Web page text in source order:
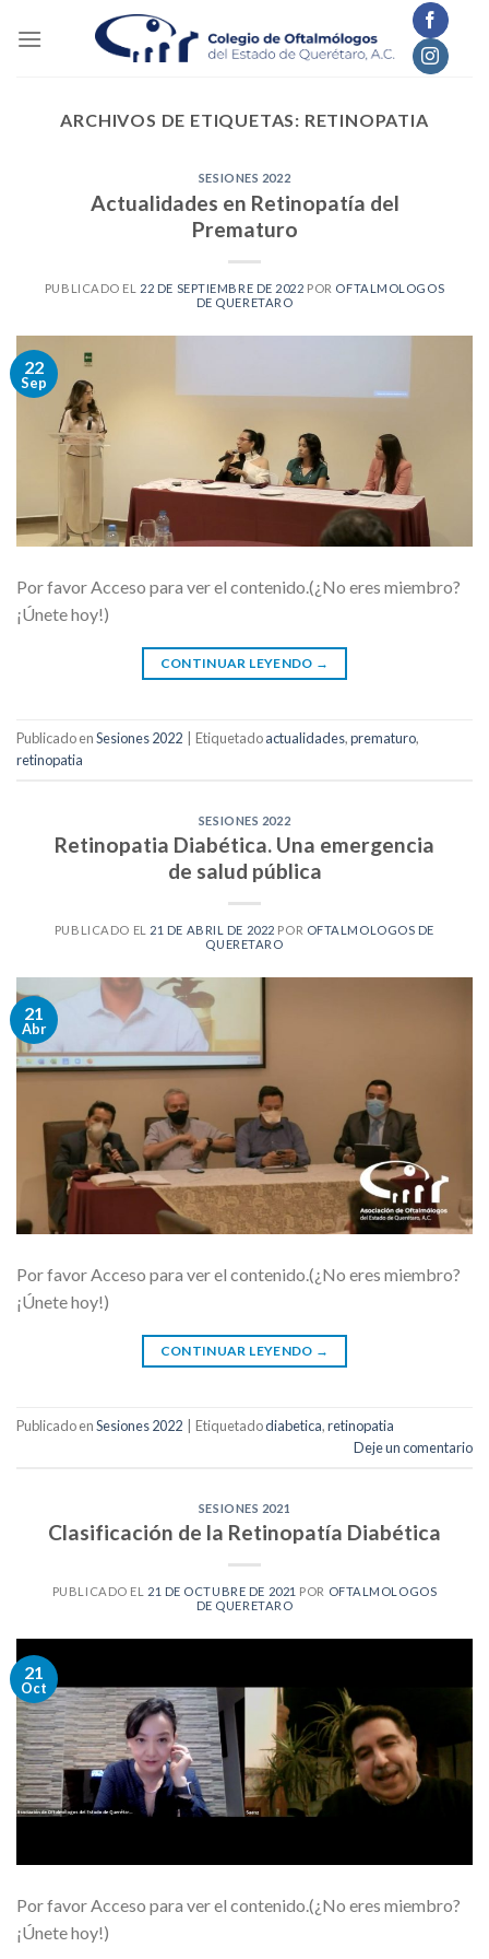
ARCHIVOS DE ETIQUETAS: RETINOPATIA
SESIONES 2022
Actualidades en Retinopatía del
Prematuro
PUBLICADO EL 22 DE SEPTIEMBRE DE 2022 POR OFTALMOLOGOS
DE QUERETARO
22
Sep
Por favor Acceso para ver el contenido.(¿No eres miembro?
¡Únete hoy!)
CONTINUAR LEYENDO →
Publicado enSesiones 2022 Etiquetadoactualidades,prematuro,
retinopatia
SESIONES 2022
Retinopatia Diabética. Una emergencia
de salud pública
PUBLICADO EL 21 DE ABRIL DE 2022 POR OFTALMOLOGOS DE
QUERETARO
21
Abr
Por favor Acceso para ver el contenido.(¿No eres miembro?
¡Únete hoy!)
CONTINUAR LEYENDO →
Publicado enSesiones 2022 Etiquetadodiabetica,retinopatia
Deje un comentario
SESIONES 2021
Clasificación de la Retinopatía Diabética
PUBLICADO EL 21 DE OCTUBRE DE 2021 POR OFTALMOLOGOS
DE QUERETARO
21
Oct
Por favor Acceso para ver el contenido.(¿No eres miembro?
¡Únete hoy!)